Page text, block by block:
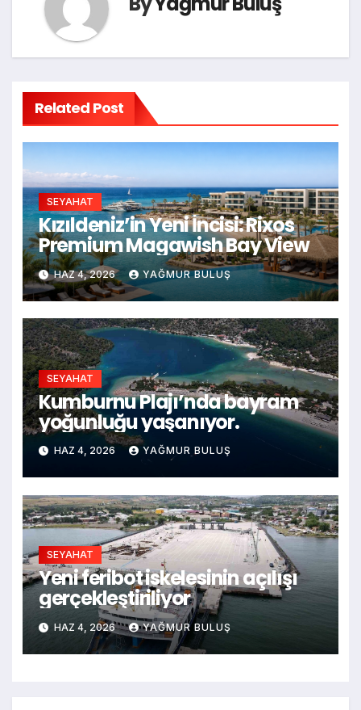
Related Post
SEYAHAT
Kızıldeniz’in Yeni İncisi: Rixos
Premium Magawish Bay View
HAZ 4, 2026 YAĞMUR BULUŞ
SEYAHAT
Kumburnu Plajı’nda bayram
yoğunluğu yaşanıyor.
HAZ 4, 2026 YAĞMUR BULUŞ
SEYAHAT
Yeni feribot iskelesinin açılışı
gerçekleştiriliyor
HAZ 4, 2026 YAĞMUR BULUŞ